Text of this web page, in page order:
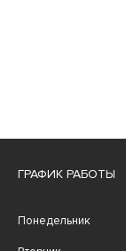
ГРАФИК РАБОТЫ
Понедельник